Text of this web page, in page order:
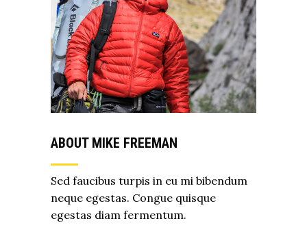
ABOUT MIKE FREEMAN
Sed faucibus turpis in eu mi bibendum
neque egestas. Congue quisque
egestas diam fermentum.